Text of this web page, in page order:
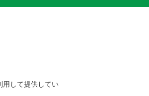
用して提供してい